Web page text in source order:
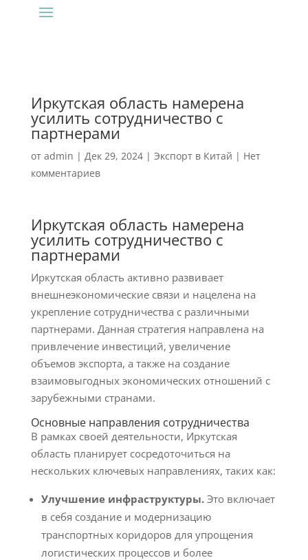
Иркутская область намерена
усилить сотрудничество с
партнерами
от admin | Дек 29, 2024| Экспорт в Китай | Нет
комментариев
Иркутская область намерена
усилить сотрудничество с
партнерами
Иркутская область активно развивает
внешнеэкономические связи и нацелена на
укрепление сотрудничества с различными
партнерами. Данная стратегия направлена на
привлечение инвестиций, увеличение
объемов экспорта, а также на создание
взаимовыгодных экономических отношений с
зарубежными странами.
Основные направления сотрудничества
В рамках своей деятельности, Иркутская
область планирует сосредоточиться на
нескольких ключевых направлениях, таких как:
Улучшение инфраструктуры.Это включает
в себя создание и модернизацию
транспортных коридоров для упрощения
логистических процессов и более